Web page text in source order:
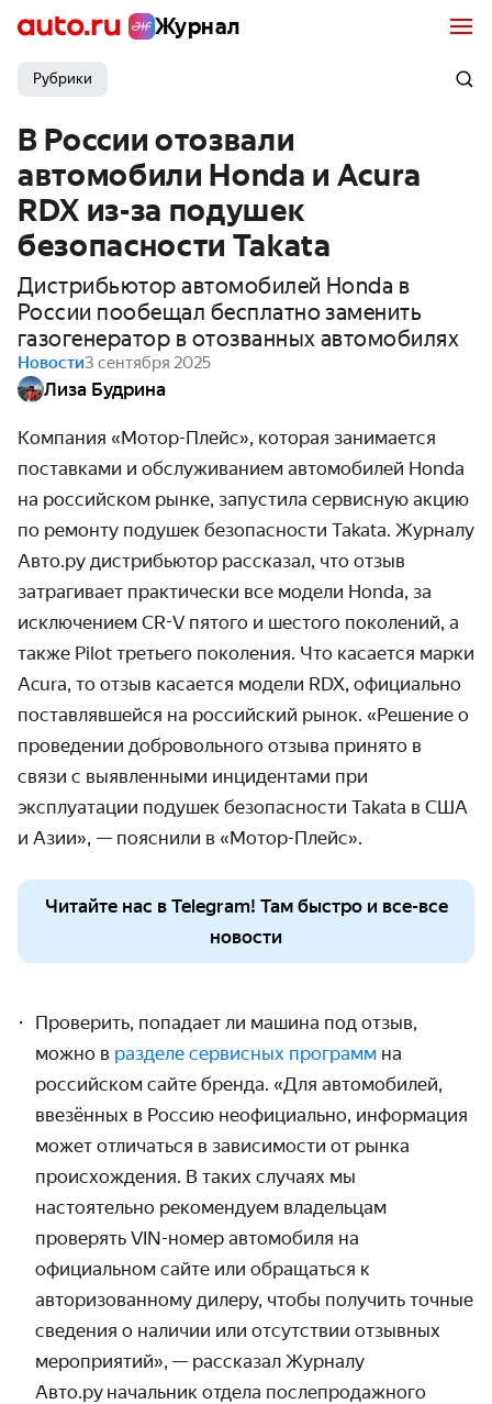
Журнал
Рубрики
В России отозвали
автомобили Honda и Acura
RDX из-за подушек
безопасности Takata
Дистрибьютор автомобилей Honda в
России пообещал бесплатно заменить
газогенератор в отозванных автомобилях
Новости3 сентября 2025
Лиза Будрина
Компания «Мотор-Плейс», которая занимается
поставками и обслуживанием автомобилей Honda
на российском рынке, запустила сервисную акцию
по ремонту подушек безопасности Takata. Журналу
Авто.ру дистрибьютор рассказал, что отзыв
затрагивает практически все модели Honda, за
исключением CR-V пятого и шестого поколений, а
также Pilot третьего поколения. Что касается марки
Acura, то отзыв касается модели RDX, официально
поставлявшейся на российский рынок. «Решение о
проведении добровольного отзыва принято в
связи с выявленными инцидентами при
эксплуатации подушек безопасности Takata в США
и Азии», — пояснили в «Мотор-Плейс».
Читайте нас в Telegram! Там быстро и все-все
новости
Проверить, попадает ли машина под отзыв,
можно в разделе сервисных программ на
российском сайте бренда. «Для автомобилей,
ввезённых в Россию неофициально, информация
может отличаться в зависимости от рынка
происхождения. В таких случаях мы
настоятельно рекомендуем владельцам
проверять VIN-номер автомобиля на
официальном сайте или обращаться к
авторизованному дилеру, чтобы получить точные
сведения о наличии или отсутствии отзывных
мероприятий», — рассказал Журналу
Авто.ру начальник отдела послепродажного